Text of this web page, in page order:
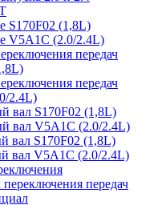
S170F02 (1,8L)
V5A1C (2.0/2.4L)
передач
передач
2.4L)
вал S170F02 (1,8L)
вал V5A1C (2.0/2.4L)
вал S170F02 (1,8L)
вал V5A1C (2.0/2.4L)
передач